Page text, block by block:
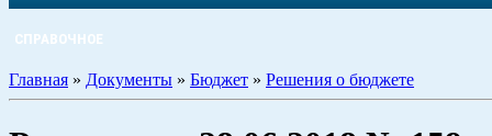
СПРАВОЧНОЕ
Главная » Документы » Бюджет » Решения о бюджете